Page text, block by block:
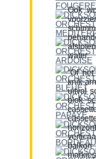
Ook
water.
“Of
knik-
uitval
blok
balkon